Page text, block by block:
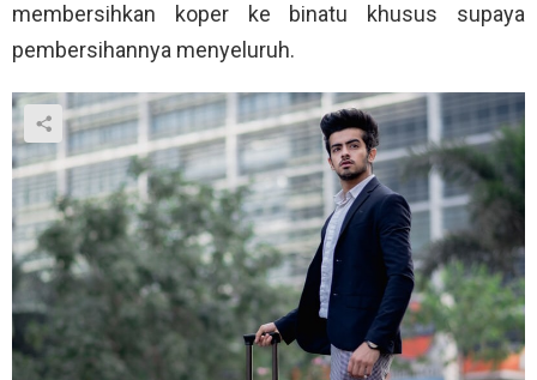
membersihkan koper ke binatu khusus supaya
pembersihannya menyeluruh.